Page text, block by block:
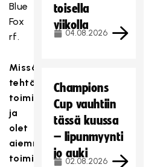
Blue
Fox
rf.
Missä
tehtävissä
toimit
ja
olet
aiemmin
toiminut
toisella
viikolla
04.08.2026
Champions
Cup vauhtiin
tässä kuussa
– lipunmyynti
jo auki
02.08.2026